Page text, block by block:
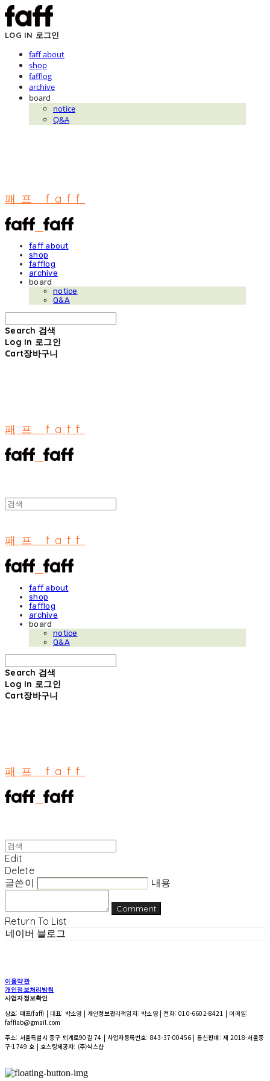
LOG IN 로그인
faff about
shop
fafflog
archive
board
notice
Q&A
패프 faff
faff about
shop
fafflog
archive
board
notice
Q&A
Search 검색
Log In 로그인
Cart장바구니
패프 faff
패프 faff
faff about
shop
fafflog
archive
board
notice
Q&A
Search 검색
Log In 로그인
Cart장바구니
패프 faff
Edit
Delete
글쓴이
내용
Comment
Return To List
네이버 블로그
이용약관
개인정보처리방침
사업자정보확인
상호: 패프(faff) | 대표: 박소영 | 개인정보관리책임자: 박소영 | 전화: 010-6602-8421 | 이메일:
fafflab@gmail.com
주소: 서울특별시 중구 퇴계로90길 74 | 사업자등록번호: 843-37-00456 | 통신판매:제 2018-서울중
구-1749 호 | 호스팅제공자: (주)식스샵